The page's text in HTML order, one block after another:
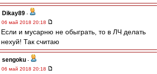
Dikay89 -
06 май 2018 20:18
Если и мусарню не обыграть, то в ЛЧ делать
нехуй! Так считаю
sengoku -
06 май 2018 20:18